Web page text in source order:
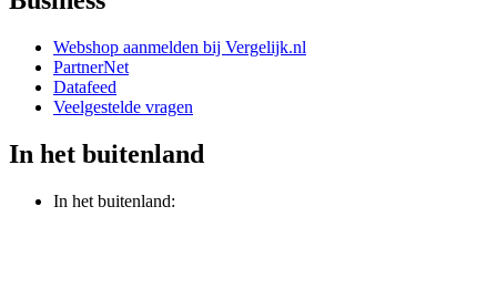
Webshop aanmelden bij Vergelijk.nl
PartnerNet
Datafeed
Veelgestelde vragen
In het buitenland
In het buitenland: